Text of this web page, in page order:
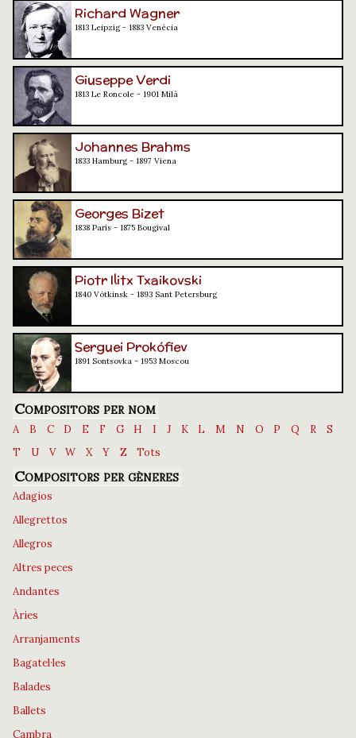
Richard Wagner
1813 Leipzig - 1883 Venècia
Giuseppe Verdi
1813 Le Roncole - 1901 Milà
Johannes Brahms
1833 Hamburg - 1897 Viena
Georges Bizet
1838 París - 1875 Bougival
Piotr Ilitx Txaikovski
1840 Vótkinsk - 1893 Sant Petersburg
Serguei Prokófiev
1891 Sontsovka - 1953 Moscou
Compositors per nom
A B C D E F G H I J K L M N O P Q R
S
T
U V W X Y Z Tots
Compositors per gèneres
Adagios
Allegrettos
Allegros
Altres peces
Andantes
Àries
Arranjaments
Bagatel·les
Balades
Ballets
Cambra